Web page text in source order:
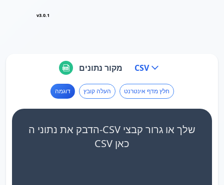
v3.0.1
מקור נתונים CSV
דוגמה העלה קובץ חלץ מדף אינטרנט
הדבק את נתוני ה-CSV שלך או גרור קבצי
CSV כאן